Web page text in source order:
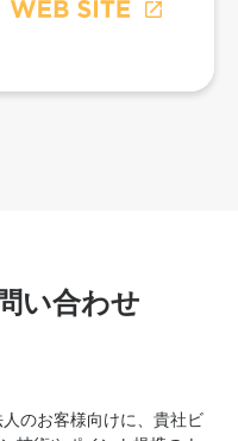
い合わせ
のお客様向けに、貴社ビ